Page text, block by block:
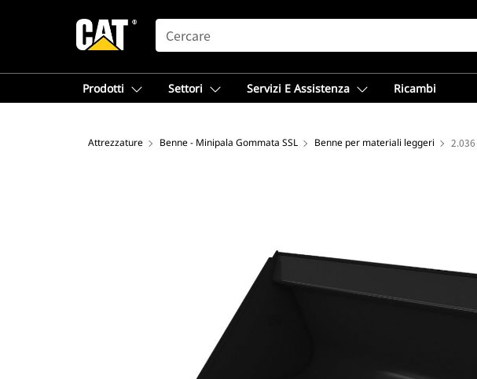
SEARCH
Prodotti Settori Servizi E Assistenza Ricambi
Attrezzature Benne - Minipala Gommata SSL Benne per materiali leggeri